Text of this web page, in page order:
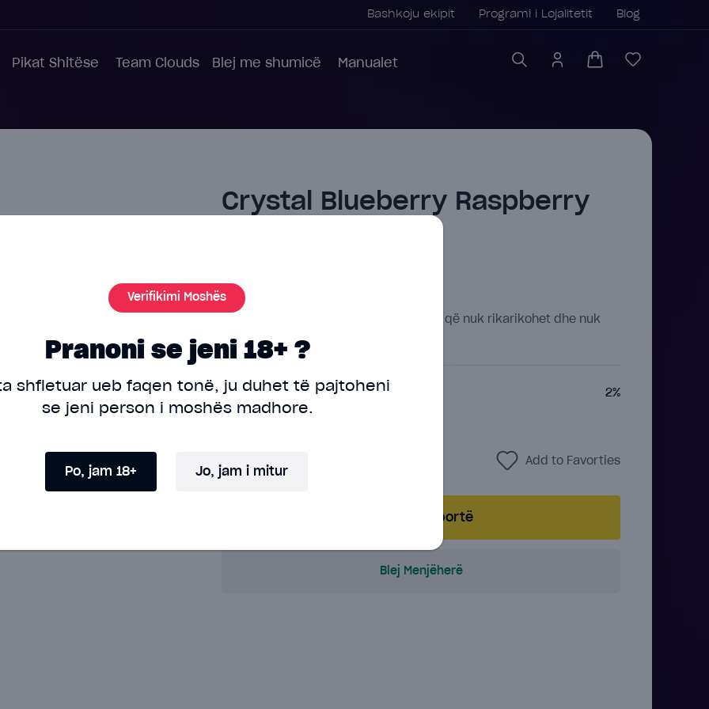
Verifikimi Moshës
Pranoni se jeni 18+ ?
shfletuar ueb faqen tonë, ju duhet të pajtoheni
se jeni person i moshës madhore.
Po, jam 18+ Jo, jam i mitur
Bashkoju ekipit Programi i Lojalitetit Blog
Pikat Shitëse Team Clouds Blej me shumicë Manualet
Crystal Blueberry Raspberry
Kjo është një pajisje e njëpërdorimshe që nuk rikarikohet dhe nuk
rimbushet!
Nicotine Percentage:
2%
Shiko të gjitha specifikat
- Add to Favorties
Shto në shportë
Blej Menjëherë